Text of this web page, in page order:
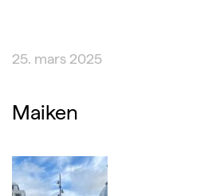
25. mars 2025
Maiken